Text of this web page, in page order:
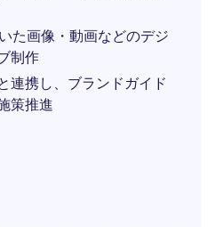
た画像・動画などのデジ
制作
連携し、ブランドガイド
策推進